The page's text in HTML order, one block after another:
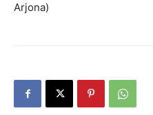
Arjona)